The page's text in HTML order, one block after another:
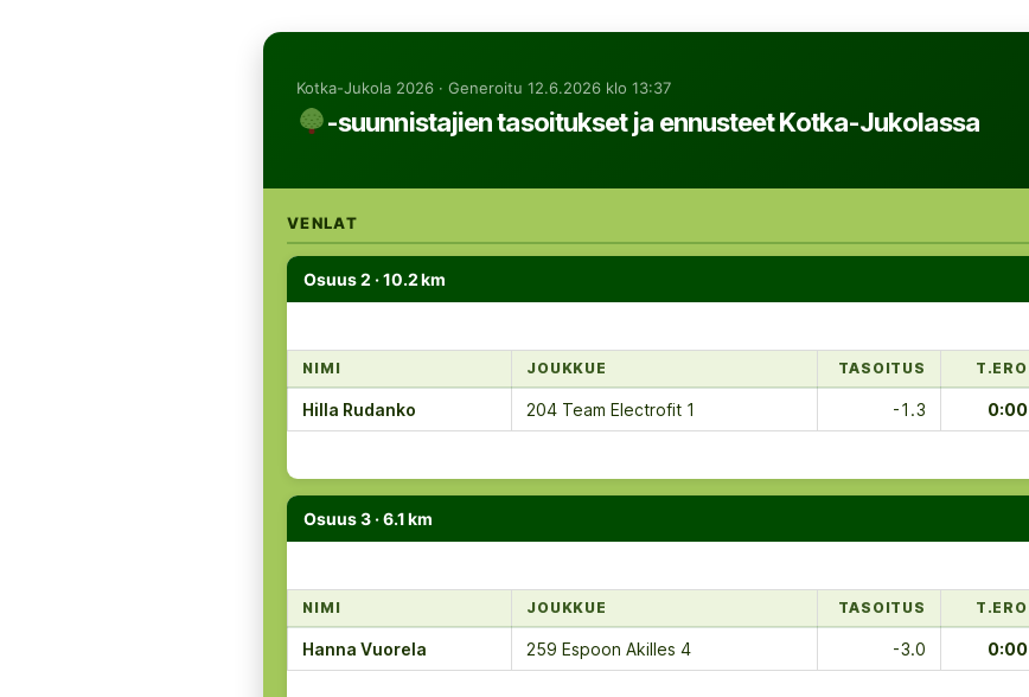
Kotka-Jukola 2026 · Generoitu 12.6.2026 klo 13:37
-suunnistajien tasoitukset ja ennusteet Kotka-Jukolassa
VENLAT
Osuus 2 · 10.2 km
NIMI JOUKKUE TASOITUS T.ERO
Hilla Rudanko 204 Team Electrofit 1 -1.3 0:00
Osuus 3 · 6.1 km
NIMI JOUKKUE TASOITUS T.ERO
Hanna Vuorela 259 Espoon Akilles 4 -3.0 0:00